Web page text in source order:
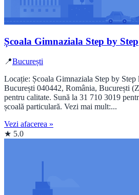
Școala Gimnaziala Step by Step
📍București
Locație: Școala Gimnaziala Step by
București 040442, România, București
pentru calitate. Sună la 31 710 3019
școală particulară. Vezi mai mult:...
Vezi afacerea »
★ 5.0